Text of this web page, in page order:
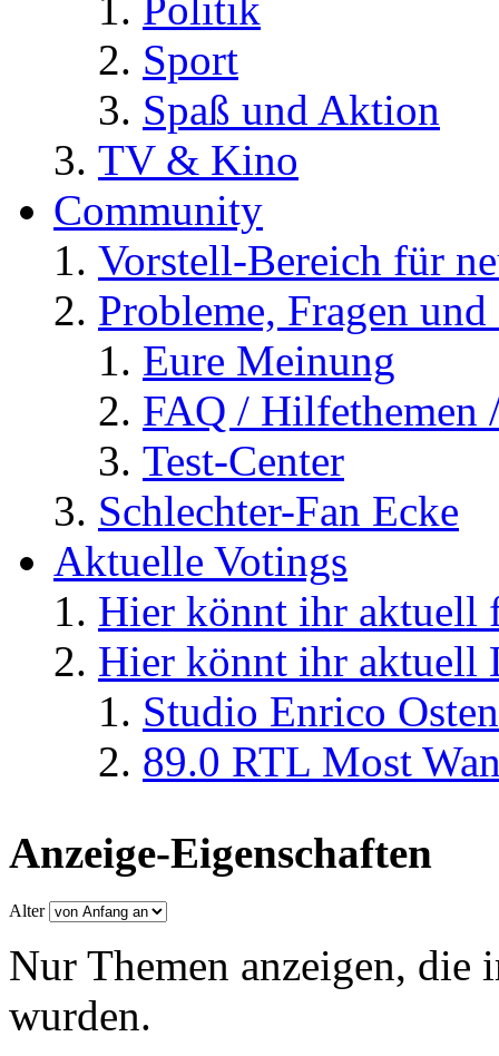
Sport
Spaß und Aktion
TV & Kino
Community
Vorstell-Bereich für
Probleme, Fragen
Eure Meinung
FAQ / Hilfethemen
Test-Center
Schlechter-Fan Ecke
Aktuelle Votings
Hier könnt ihr aktuell
Hier könnt ihr aktuell
Studio Enrico
89.0 RTL Most
Anzeige-Eigenschaften
Alter
Nur Themen anzeigen, die
wurden.